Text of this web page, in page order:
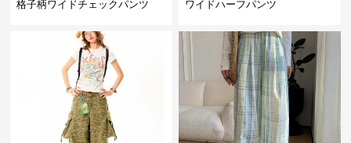
格子柄ワイドチェックパンツ
ワイドハーフパンツ